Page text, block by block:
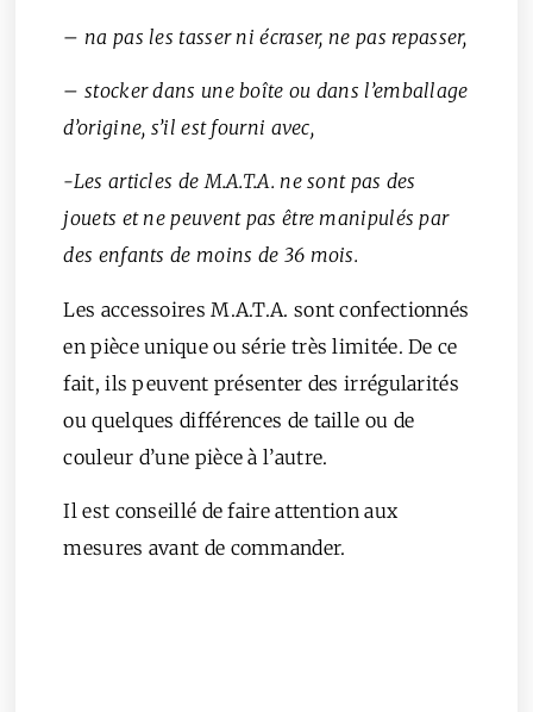
– na pas les tasser ni écraser, ne pas repasser,
– stocker dans une boîte ou dans l’emballage
d’origine, s’il est fourni avec,
-Les articles de M.A.T.A. ne sont pas des
jouets et ne peuvent pas être manipulés par
des enfants de moins de 36 mois.
Les accessoires M.A.T.A. sont confectionnés
en pièce unique ou série très limitée. De ce
fait, ils peuvent présenter des irrégularités
ou quelques différences de taille ou de
couleur d’une pièce à l’autre.
Il est conseillé de faire attention aux
mesures avant de commander.